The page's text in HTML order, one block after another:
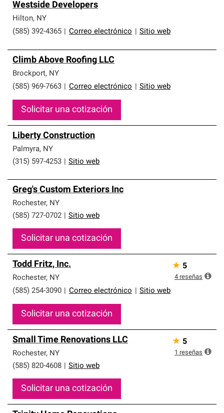
Westside Developers
Hilton, NY
(585) 392-4365
Correo electrónico Sitio web
Climb Above Roofing LLC
Brockport, NY
(585) 969-7663
Correo electrónico Sitio web
Solicitar una cotización
Liberty Construction
Palmyra, NY
(315) 597-4253
Sitio web
Greg's Custom Exteriors Inc
Rochester, NY
(585) 727-0702
Sitio web
Solicitar una cotización
Todd Fritz, Inc.
Rochester, NY
(585) 254-3090
Correo electrónico Sitio web
Solicitar una cotización
★ 5
4 reseñas
Small Time Renovations LLC
Rochester, NY
(585) 820-4608
Sitio web
Solicitar una cotización
★ 5
1 reseñas